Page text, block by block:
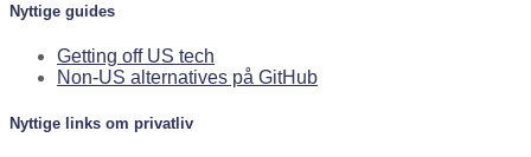
Nyttige guides
Getting off US tech
Non-US alternatives på GitHub
Nyttige links om privatliv